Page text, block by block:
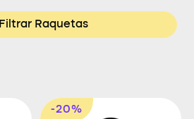
Filtrar Raquetas
-20%